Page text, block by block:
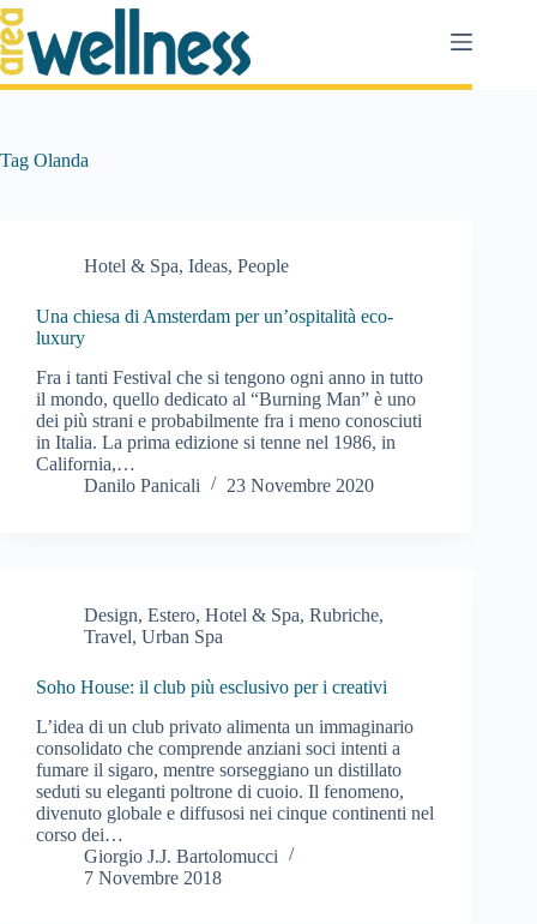
Salta
al
contenuto
Tag Olanda
Hotel & Spa, Ideas, People
Una chiesa di Amsterdam per un’ospitalità eco-
luxury
Fra i tanti Festival che si tengono ogni anno in tutto
il mondo, quello dedicato al “Burning Man” è uno
dei più strani e probabilmente fra i meno conosciuti
in Italia. La prima edizione si tenne nel 1986, in
California,…
Danilo Panicali
23 Novembre 2020
Design, Estero, Hotel & Spa, Rubriche,
Travel, Urban Spa
Soho House: il club più esclusivo per i creativi
L’idea di un club privato alimenta un immaginario
consolidato che comprende anziani soci intenti a
fumare il sigaro, mentre sorseggiano un distillato
seduti su eleganti poltrone di cuoio. Il fenomeno,
divenuto globale e diffusosi nei cinque continenti nel
corso dei…
Giorgio J.J. Bartolomucci
7 Novembre 2018